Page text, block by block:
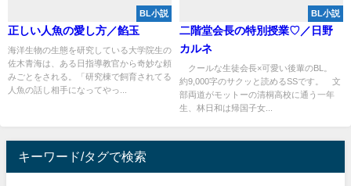
BL小説
正しい人魚の愛し方／餡玉
海洋生物の生態を研究している大学院生の
佐木青海は、ある日指導教官から奇妙な頼
みごとをされる。「研究棟で飼育されてる
人魚の話し相手になってやっ...
BL小説
二階堂会長の特別授業♡／日野
カルネ
クールな生徒会長×可愛い後輩のBL。
約9,000字のサクッと読めるSSです。 文
部両道がモットーの清桐高校に通う一年
生、林日和は帰国子女...
キーワード/タグで検索